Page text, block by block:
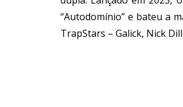
“Autodomínio” e bateu a
TrapStars – Galick, Nick